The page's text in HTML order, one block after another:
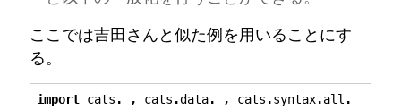
ここでは吉田さんと似た例を用いることにす
る。
import cats . , cats .data. , cats .syntax.all .